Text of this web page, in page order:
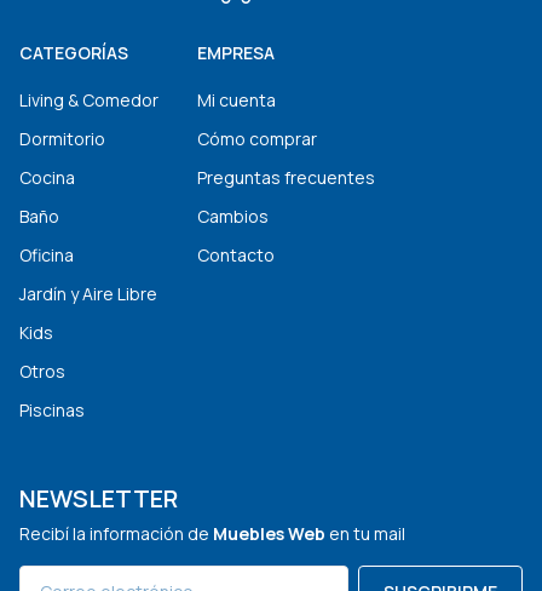
CATEGORÍAS
Living & Comedor
Dormitorio
Cocina
Baño
Oficina
Jardín y Aire Libre
Kids
Otros
Piscinas
EMPRESA
Mi cuenta
Cómo comprar
Preguntas frecuentes
Cambios
Contacto
NEWSLETTER
Recibí la información de Muebles Web en tu mail